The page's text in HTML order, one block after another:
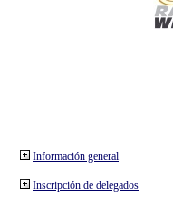
Información general
Inscripción de delegados